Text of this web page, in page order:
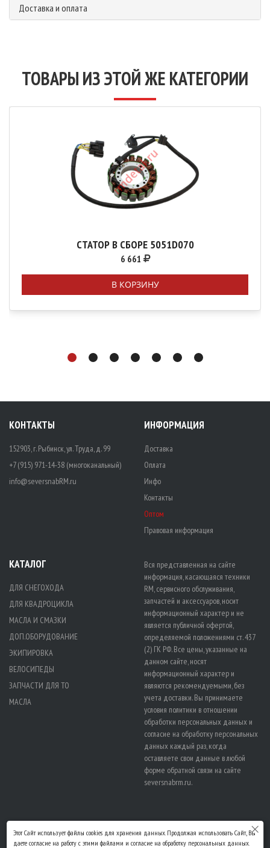
Доставка и оплата
ТОВАРЫ ИЗ ЭТОЙ ЖЕ КАТЕГОРИИ
СТАТОР В СБОРЕ 5051D070
6 661
В КОРЗИНУ
КОНТАКТЫ
152903, г. Рыбинск, ул. Труда, д. 99
+7 (915) 971-14-38 (многоканальный)
info@seversnabRM.ru
ИНФОРМАЦИЯ
Доставка
Оплата
Инфо
Контакты
Оптом
Правовая информация
КАТАЛОГ
ДЛЯ СНЕГОХОДА
ДЛЯ КВАДРОЦИКЛА
МАСЛА И СМАЗКИ
ДОП.ОБОРУДОВАНИЕ
ЭКИПИРОВКА
ВЕЛОСИПЕДЫ
ЗАПЧАСТИ ДЛЯ ТО
МАСЛА
Вся представленная на сайте
информация, касающаяся техники
RM, сервисного обслуживания,
запчастей и аксессуаров, носит
информационный характер и не
является публичной офертой,
определяемой положениями ст. 437
(2) ГК РФ. Все цены, указанные на
данном сайте, носят
информационный характер и
являются рекомендуемыми, без
учета доставки. Вы принимаете
условия политики в отношении
обработки персональных данных и
согласие на обработку персональных
данных каждый раз, когда
оставляете свои данные в любой
форме обратной связи на сайте
seversnabrm.ru.
Этот Сайт использует файлы cookies для хранения данных. Продолжая использовать Сайт, Вы
даете согласие на работу с этими файлами и согласие на обработку персональных данных.